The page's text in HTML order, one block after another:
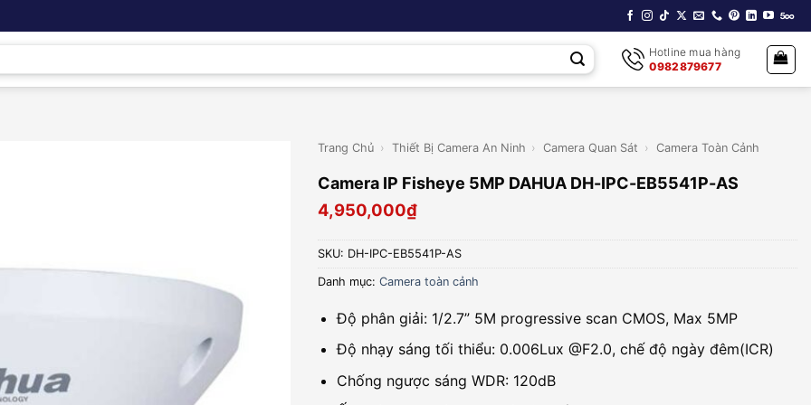
Hotline mua hàng
0982879677
Trang Chủ › Thiết Bị Camera An Ninh › Camera Quan Sát › Camera Toàn Cảnh
Camera IP Fisheye 5MP DAHUA DH-IPC-EB5541P-AS
4,950,000₫
SKU: DH-IPC-EB5541P-AS
Danh mục: Camera toàn cảnh
Độ phân giải: 1/2.7” 5M progressive scan CMOS, Max 5MP
Độ nhạy sáng tối thiểu: 0.006Lux @F2.0, chế độ ngày đêm(ICR)
Chống ngược sáng WDR: 120dB